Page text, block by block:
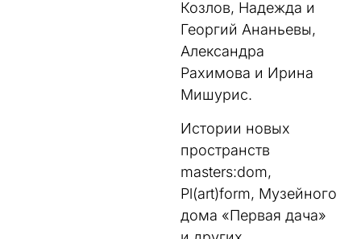
Козлов, Надежда и
Георгий Ананьевы,
Александра
Рахимова и Ирина
Мишурис.
Истории новых
пространств
masters:dom,
Pl(art)form, Музейного
дома «Первая дача»